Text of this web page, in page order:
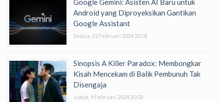
Android yang Diproyeksikan Gantikan
Google Assistant
Selasa, 13 Februari 2024 20:01
Sinopsis A Killer Paradox: Membongkar
Kisah Mencekam di Balik Pembunuh Tak
Disengaja
Jumat, 9 Februari 2024 20:02